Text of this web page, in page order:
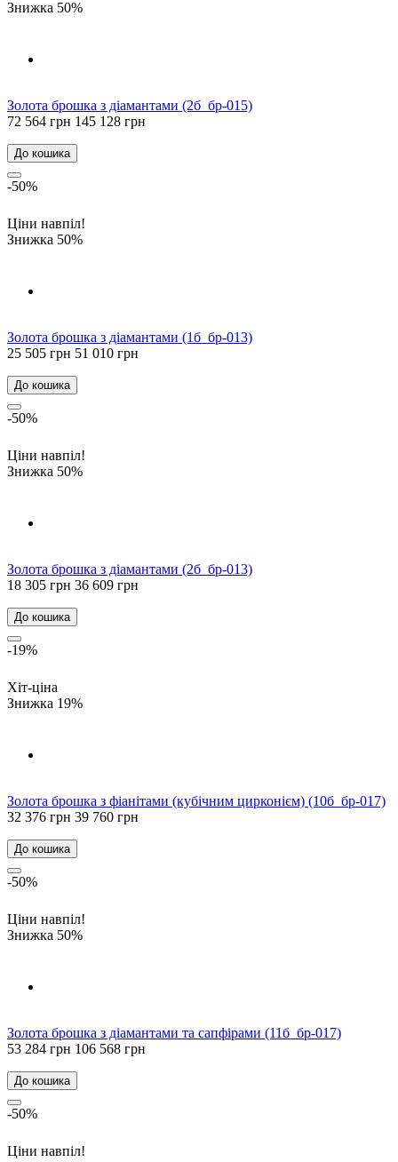
Знижка 50%
Золота брошка з діамантами (2б_бр-015)
72 564 грн 145 128 грн
До кошика
-50%
Ціни навпіл!
Знижка 50%
Золота брошка з діамантами (1б_бр-013)
25 505 грн 51 010 грн
До кошика
-50%
Ціни навпіл!
Знижка 50%
Золота брошка з діамантами (2б_бр-013)
18 305 грн 36 609 грн
До кошика
-19%
Хіт-ціна
Знижка 19%
Золота брошка з фіанітами (кубічним цирконієм) (10б_бр-017)
32 376 грн 39 760 грн
До кошика
-50%
Ціни навпіл!
Знижка 50%
Золота брошка з діамантами та сапфірами (11б_бр-017)
53 284 грн 106 568 грн
До кошика
-50%
Ціни навпіл!